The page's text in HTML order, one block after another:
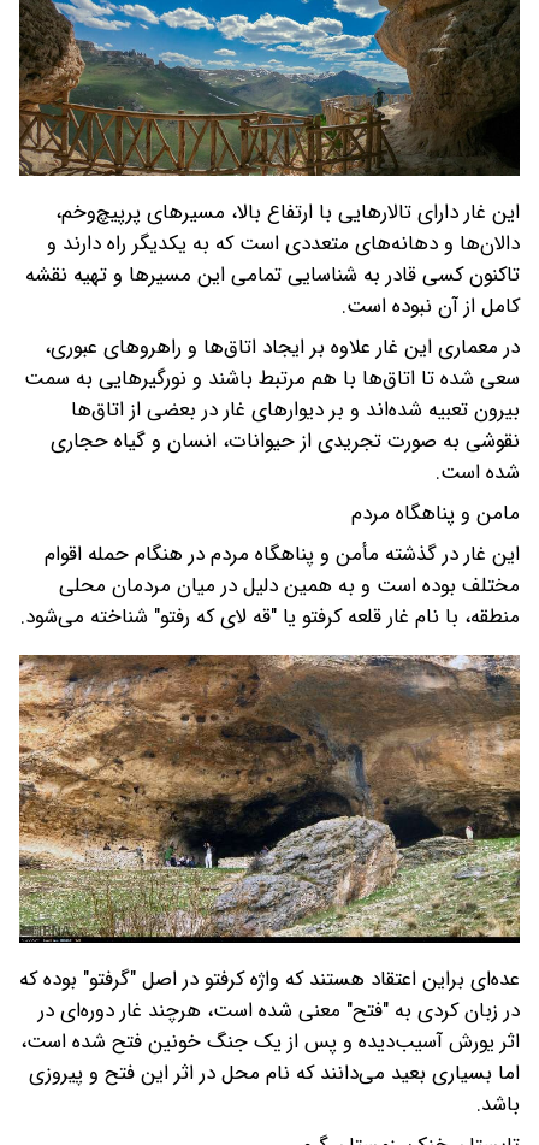
این غار دارای تالارهایی با ارتفاع بالا، مسیرهای پرپیچ‌وخم،
دالان‌ها و دهانه‌های متعددی است که به یکدیگر راه دارند و
تاکنون کسی قادر به شناسایی تمامی این مسیرها و تهیه نقشه
کامل از آن نبوده است.
در معماری این غار علاوه بر ایجاد اتاق‌ها و راهروهای عبوری،
سعی شده تا اتاق‌ها با هم مرتبط باشند و نورگیرهایی به سمت
بیرون تعبیه شده‌اند و بر دیوارهای غار در بعضی از اتاق‌ها
نقوشی به صورت تجریدی از حیوانات، انسان و گیاه حجاری
شده است.
مامن و پناهگاه مردم
این غار در گذشته مأمن و پناهگاه مردم در هنگام حمله اقوام
مختلف بوده است و به همین دلیل در میان مردمان محلی
منطقه، با نام غار قلعه کرفتو یا "قه لای که رفتو" شناخته می‌شود.
عده‌ای براین اعتقاد هستند که واژه کرفتو در اصل "گرفتو" بوده که
در زبان کردی به "فتح" معنی شده است، هرچند غار دوره‌ای در
اثر یورش آسیب‌دیده و پس از یک جنگ خونین فتح شده است،
اما بسیاری بعید می‌دانند که نام محل در اثر این فتح و پیروزی
باشد.